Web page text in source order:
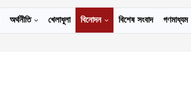
অর্থনীতি খেলাধূলা বিনোদন বিশেষ সংবাদ গণমাধ্যম